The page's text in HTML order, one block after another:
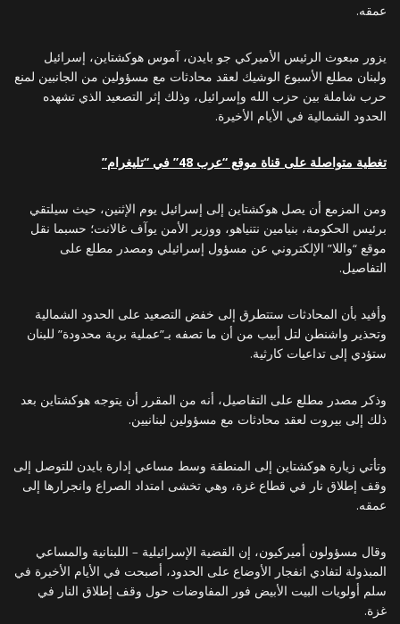
عمقه.
يزور مبعوث الرئيس الأميركي جو بايدن، آموس هوكشتاين، إسرائيل
ولبنان مطلع الأسبوع الوشيك لعقد محادثات مع مسؤولين من الجانبين لمنع
حرب شاملة بين حزب الله وإسرائيل، وذلك إثر التصعيد الذي تشهده
الحدود الشمالية في الأيام الأخيرة.
تغطية متواصلة على قناة موقع “عرب 48” في “تليغرام”
ومن المزمع أن يصل هوكشتاين إلى إسرائيل يوم الإثنين، حيث سيلتقي
برئيس الحكومة، بنيامين نتنياهو، ووزير الأمن يوآف غالانت؛ حسبما نقل
موقع “واللا” الإلكتروني عن مسؤول إسرائيلي ومصدر مطلع على
التفاصيل.
وأفيد بأن المحادثات ستتطرق إلى خفض التصعيد على الحدود الشمالية
وتحذير واشنطن لتل أبيب من أن ما تصفه بـ”عملية برية محدودة” للبنان
ستؤدي إلى تداعيات كارثية.
وذكر مصدر مطلع على التفاصيل، أنه من المقرر أن يتوجه هوكشتاين بعد
ذلك إلى بيروت لعقد محادثات مع مسؤولين لبنانيين.
وتأتي زيارة هوكشتاين إلى المنطقة وسط مساعي إدارة بايدن للتوصل إلى
وقف إطلاق نار في قطاع غزة، وهي تخشى امتداد الصراع وانجرارها إلى
عمقه.
وقال مسؤولون أميركيون، إن القضية الإسرائيلية – اللبنانية والمساعي
المبذولة لتفادي انفجار الأوضاع على الحدود، أصبحت في الأيام الأخيرة في
سلم أولويات البيت الأبيض فور المفاوضات حول وقف إطلاق النار في
غزة.